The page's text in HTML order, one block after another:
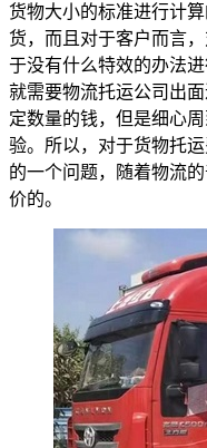
货物大小的标准进行计
货，而且对于客户而言
于没有什么特效的办法
就需要物流托运公司出
定数量的钱，但是细心
验。所以，对于货物托
的一个问题，随着物流
价的。